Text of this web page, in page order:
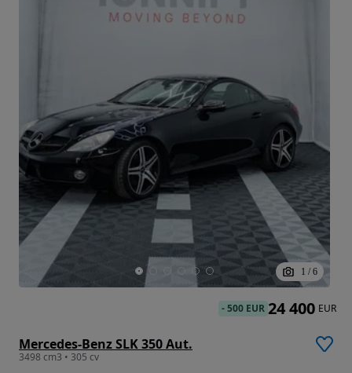
1 / 6
Mercedes-Benz SLK 350 Aut.
3498 cm3 • 305 cv
-500 EUR 24 400 EUR